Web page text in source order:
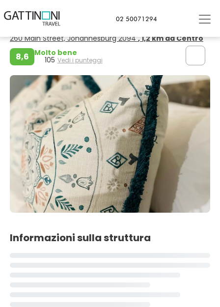
02 50071294
Johannesburg
Golden Maboneng
260 Main Street, Johannesburg 2094, 1,2 km da Centro
8,6 Molto bene
105 Vedi i punteggi
Informazioni sulla struttura